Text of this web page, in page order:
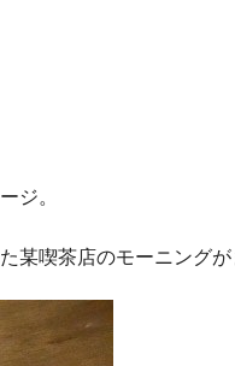
ジ。
喫茶店のモーニングが